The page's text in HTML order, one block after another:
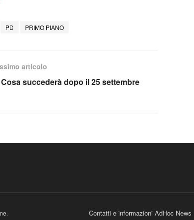
PD PRIMO PIANO
articolo
Cosa succederà dopo il 25 settembre
Contatti e informazioni AdHoc News
.